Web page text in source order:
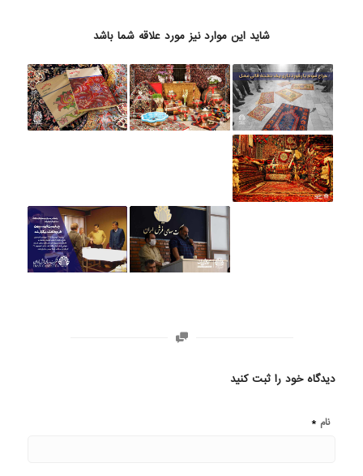
شاید این موارد نیز مورد علاقه شما باشد
دیدگاه خود را ثبت کنید
نام *